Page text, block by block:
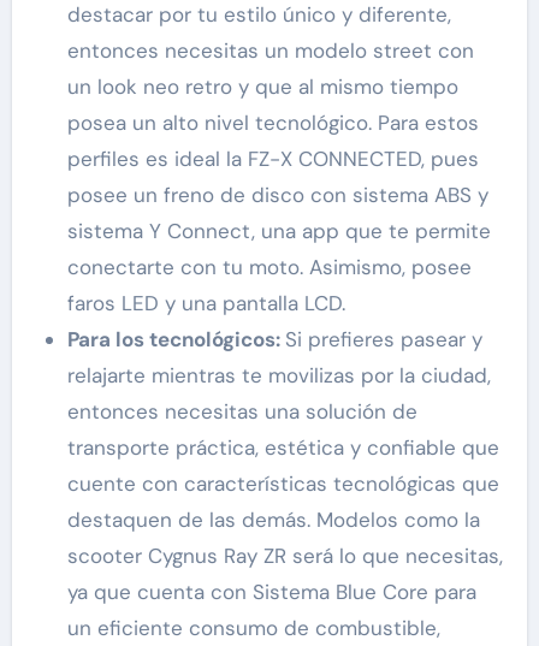
destacar por tu estilo único y diferente,
entonces necesitas un modelo street con
un look neo retro y que al mismo tiempo
posea un alto nivel tecnológico. Para estos
perfiles es ideal la FZ-X CONNECTED, pues
posee un freno de disco con sistema ABS y
sistema Y Connect, una app que te permite
conectarte con tu moto. Asimismo, posee
faros LED y una pantalla LCD.
Para los tecnológicos: Si prefieres pasear y
relajarte mientras te movilizas por la ciudad,
entonces necesitas una solución de
transporte práctica, estética y confiable que
cuente con características tecnológicas que
destaquen de las demás. Modelos como la
scooter Cygnus Ray ZR será lo que necesitas,
ya que cuenta con Sistema Blue Core para
un eficiente consumo de combustible,